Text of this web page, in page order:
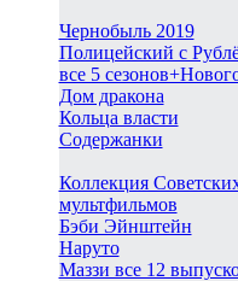
Чернобыль 2019
Полицейский с
все 5
Дом дракона
Кольца власти
Содержанки
Коллекция
мультфильмов
Бэби Эйнштейн
Наруто
Маззи все 12